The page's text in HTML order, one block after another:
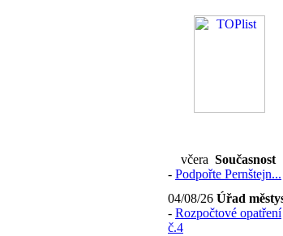
včera Současnost
- Podpořte Pernštejn...
04/08/26 Úřad
- Rozpočtové opatření
č.4